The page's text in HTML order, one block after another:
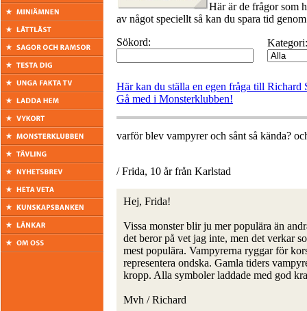
Här är de frågor som
av något speciellt så kan du spara tid
Sökord:
Kategori:
Här kan du ställa en egen fråga till Richard
Gå med i Monsterklubben!
varför blev vampyrer och sånt så kända?
/ Frida, 10 år från Karlstad
Hej, Frida!
Vissa monster blir ju mer populära än
det beror på vet jag inte, men det verkar
mest populära. Vampyrerna ryggar för
representera ondska. Gamla tiders
kropp. Alla symboler laddade med god
Mvh / Richard